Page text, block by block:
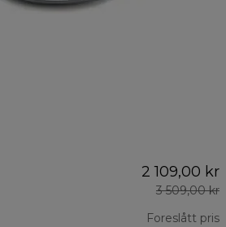
2 109,00 kr
3 509,00 kr
Foreslått pris